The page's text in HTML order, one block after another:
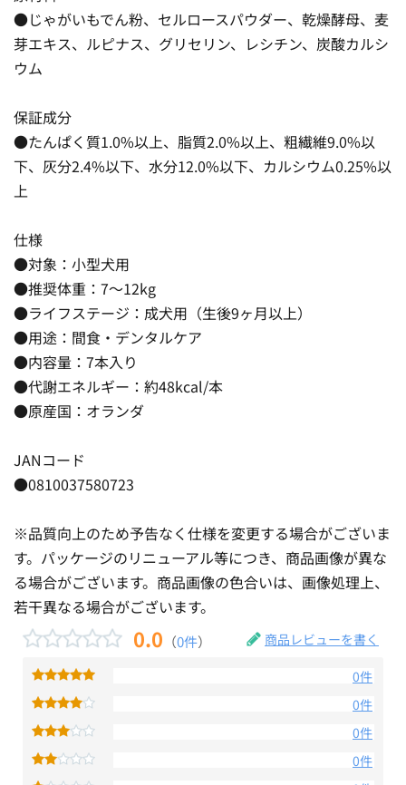
●じゃがいもでん粉、セルロースパウダー、乾燥酵母、麦
芽エキス、ルピナス、グリセリン、レシチン、炭酸カルシ
ウム
保証成分
●たんぱく質1.0%以上、脂質2.0%以上、粗繊維9.0%以
下、灰分2.4%以下、水分12.0%以下、カルシウム0.25%以
上
仕様
●対象：小型犬用
●推奨体重：7〜12kg
●ライフステージ：成犬用（生後9ヶ月以上）
●用途：間食・デンタルケア
●内容量：7本入り
●代謝エネルギー：約48kcal/本
●原産国：オランダ
JANコード
●0810037580723
※品質向上のため予告なく仕様を変更する場合がございま
す。パッケージのリニューアル等につき、商品画像が異な
る場合がございます。商品画像の色合いは、画像処理上、
若干異なる場合がございます。
0.0 （0件） 商品レビューを書く
0件
0件
0件
0件